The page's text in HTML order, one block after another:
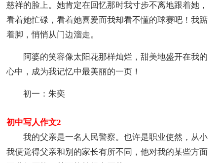
慈祥的脸上。她肯定在回忆那时我寸步不离地跟着她，
看着她忙碌，看着她喜爱而我却看不懂的球赛吧！我踮
着脚，悄悄从门边溜走。
阿婆的笑容像太阳花那样灿烂，甜美地盛开在我的
心中，成为我记忆中最美丽的一页！
初一：朱奕
初中写人作文2
我的父亲是一名人民警察。也许是职业使然，从小
我便觉得父亲和别的家长有所不同，他对我的某些方面